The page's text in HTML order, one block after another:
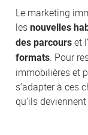
Le marketing
les nouvelles
des parcours et
formats. Pour
immobilières et
s’adapter à ces
qu’ils